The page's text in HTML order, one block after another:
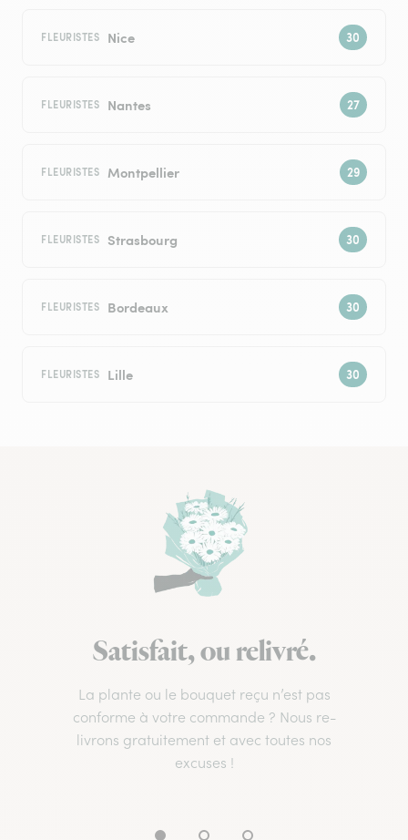
FLEURISTES Nice
FLEURISTES Nantes
FLEURISTES Montpellier
FLEURISTES Strasbourg
FLEURISTES Bordeaux
FLEURISTES Lille
Satisfait, ou relivré.
La plante ou le bouquet reçu n’est pas
conforme à votre commande ? Nous re-
livrons gratuitement et avec toutes nos
excuses !